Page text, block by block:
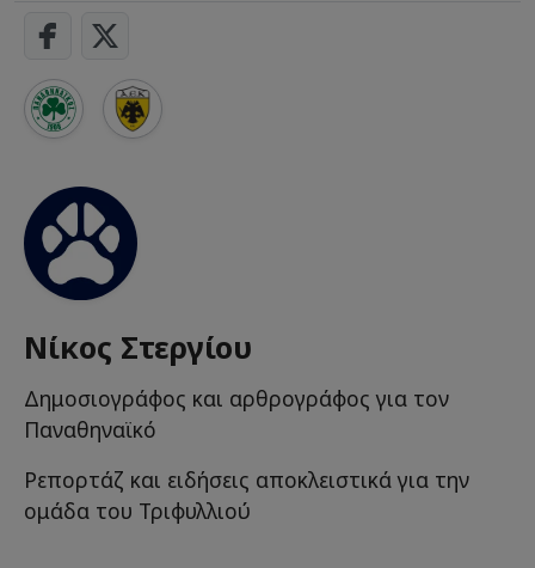
Νίκος Στεργίου
Δημοσιογράφος και αρθρογράφος για τον
Παναθηναϊκό
Ρεπορτάζ και ειδήσεις αποκλειστικά για την
ομάδα του Τριφυλλιού